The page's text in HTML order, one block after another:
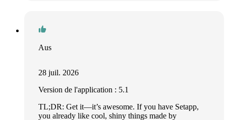
Aus
28 juil. 2026
Version de l'application : 5.1
TL;DR: Get it—it’s awesome. If you have Setapp,
you already like cool, shiny things made by